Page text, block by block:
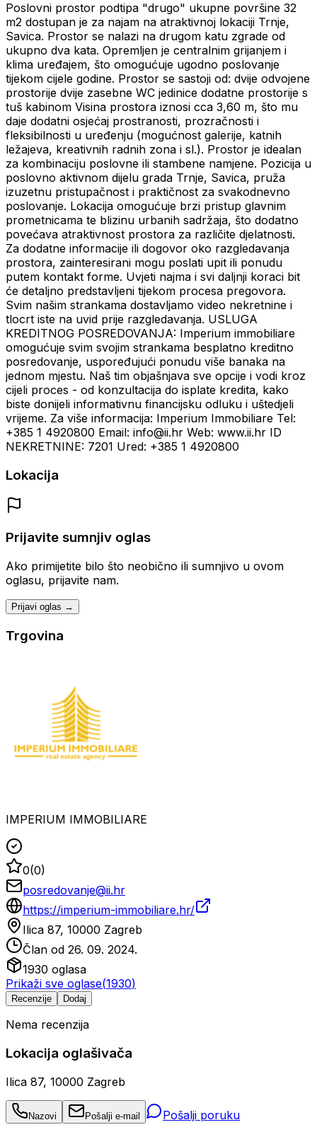
Poslovni prostor podtipa "drugo" ukupne površine 32
m2 dostupan je za najam na atraktivnoj lokaciji Trnje,
Savica. Prostor se nalazi na drugom katu zgrade od
ukupno dva kata. Opremljen je centralnim grijanjem i
klima uređajem, što omogućuje ugodno poslovanje
tijekom cijele godine. Prostor se sastoji od: dvije odvojene
prostorije dvije zasebne WC jedinice dodatne prostorije s
tuš kabinom Visina prostora iznosi cca 3,60 m, što mu
daje dodatni osjećaj prostranosti, prozračnosti i
fleksibilnosti u uređenju (mogućnost galerije, katnih
ležajeva, kreativnih radnih zona i sl.). Prostor je idealan
za kombinaciju poslovne ili stambene namjene. Pozicija u
poslovno aktivnom dijelu grada Trnje, Savica, pruža
izuzetnu pristupačnost i praktičnost za svakodnevno
poslovanje. Lokacija omogućuje brzi pristup glavnim
prometnicama te blizinu urbanih sadržaja, što dodatno
povećava atraktivnost prostora za različite djelatnosti.
Za dodatne informacije ili dogovor oko razgledavanja
prostora, zainteresirani mogu poslati upit ili ponudu
putem kontakt forme. Uvjeti najma i svi daljnji koraci bit
će detaljno predstavljeni tijekom procesa pregovora.
Svim našim strankama dostavljamo video nekretnine i
tlocrt iste na uvid prije razgledavanja. USLUGA
KREDITNOG POSREDOVANJA: Imperium immobiliare
omogućuje svim svojim strankama besplatno kreditno
posredovanje, uspoređujući ponudu više banaka na
jednom mjestu. Naš tim objašnjava sve opcije i vodi kroz
cijeli proces - od konzultacija do isplate kredita, kako
biste donijeli informativnu financijsku odluku i uštedjeli
vrijeme. Za više informacija: Imperium Immobiliare Tel:
+385 1 4920800 Email: info@ii.hr Web: www.ii.hr ID
NEKRETNINE: 7201 Ured: +385 1 4920800
Lokacija
Prijavite sumnjiv oglas
Ako primijetite bilo što neobično ili sumnjivo u ovom
oglasu, prijavite nam.
Prijavi oglas →
Trgovina
IMPERIUM IMMOBILIARE
0(0)
posredovanje@ii.hr
https://imperium-immobiliare.hr/
Ilica 87, 10000 Zagreb
Član od 26. 09. 2024.
1930 oglasa
Prikaži sve oglase(1930)
Recenzije Dodaj
Nema recenzija
Lokacija oglašivača
Ilica 87, 10000 Zagreb
Nazovi Pošalji e-mail Pošalji poruku